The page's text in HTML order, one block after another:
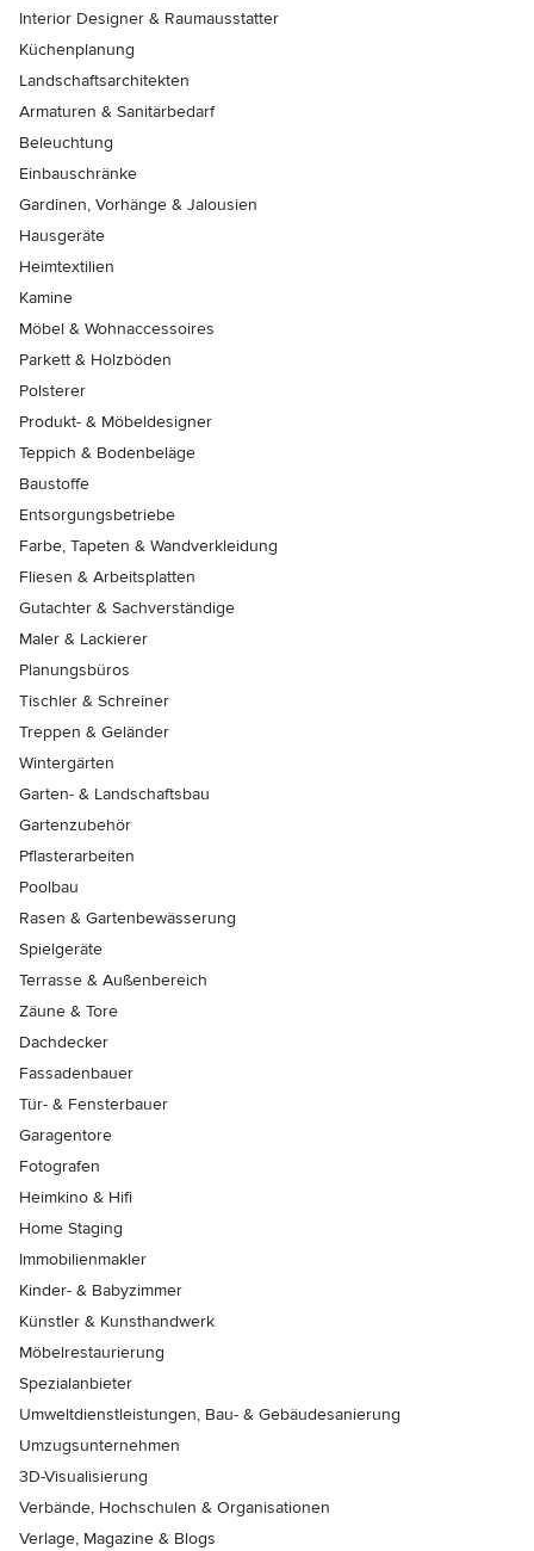
Interior Designer & Raumausstatter
Küchenplanung
Landschaftsarchitekten
Armaturen & Sanitärbedarf
Beleuchtung
Einbauschränke
Gardinen, Vorhänge & Jalousien
Hausgeräte
Heimtextilien
Kamine
Möbel & Wohnaccessoires
Parkett & Holzböden
Polsterer
Produkt- & Möbeldesigner
Teppich & Bodenbeläge
Baustoffe
Entsorgungsbetriebe
Farbe, Tapeten & Wandverkleidung
Fliesen & Arbeitsplatten
Gutachter & Sachverständige
Maler & Lackierer
Planungsbüros
Tischler & Schreiner
Treppen & Geländer
Wintergärten
Garten- & Landschaftsbau
Gartenzubehör
Pflasterarbeiten
Poolbau
Rasen & Gartenbewässerung
Spielgeräte
Terrasse & Außenbereich
Zäune & Tore
Dachdecker
Fassadenbauer
Tür- & Fensterbauer
Garagentore
Fotografen
Heimkino & Hifi
Home Staging
Immobilienmakler
Kinder- & Babyzimmer
Künstler & Kunsthandwerk
Möbelrestaurierung
Spezialanbieter
Umweltdienstleistungen, Bau- & Gebäudesanierung
Umzugsunternehmen
3D-Visualisierung
Verbände, Hochschulen & Organisationen
Verlage, Magazine & Blogs